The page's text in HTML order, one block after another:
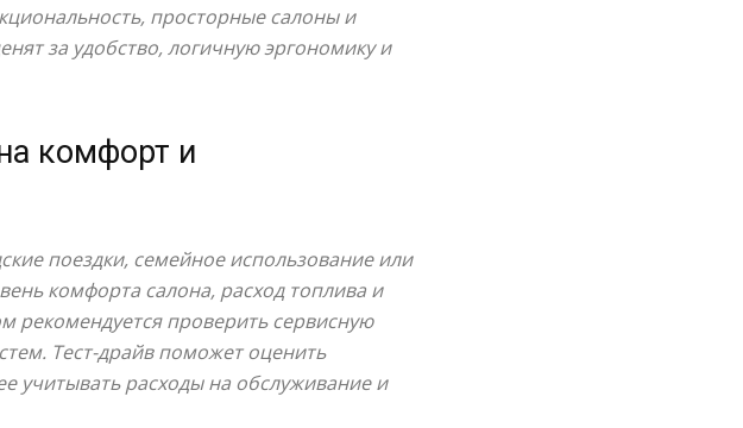
просторные салоны и
за удобство, логичную эргономику и
комфорт и
поездки, семейное использование или
комфорта салона, расход топлива и
рекомендуется проверить сервисную
Тест-драйв поможет оценить
учитывать расходы на обслуживание и